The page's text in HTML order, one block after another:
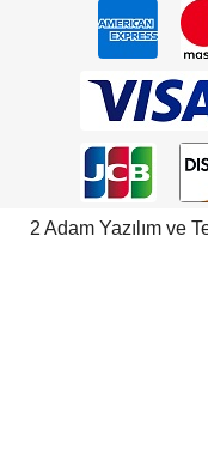
2 Adam Yazılım ve